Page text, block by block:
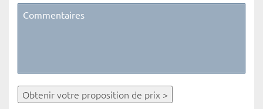
Obtenir votre proposition de prix >